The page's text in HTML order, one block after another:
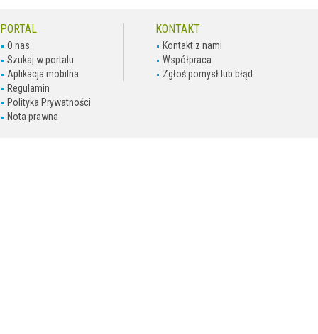
PORTAL
O nas
Szukaj w portalu
Aplikacja mobilna
Regulamin
Polityka Prywatności
Nota prawna
KONTAKT
Kontakt z nami
Współpraca
Zgłoś pomysł lub błąd